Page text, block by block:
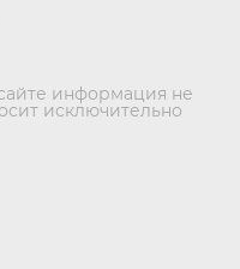
информация не
исключительно